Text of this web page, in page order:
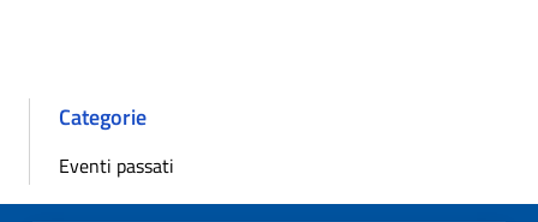
Categorie
Eventi passati